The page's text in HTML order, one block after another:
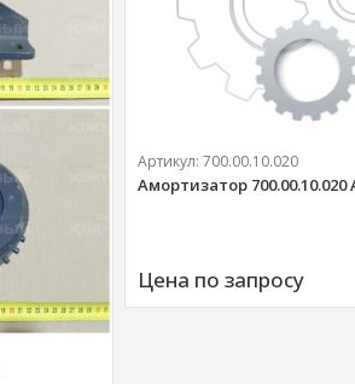
Артикул:700.00.10.020
Амортизатор
Цена по запросу